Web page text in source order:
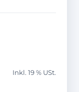
Inkl. 19 % USt.